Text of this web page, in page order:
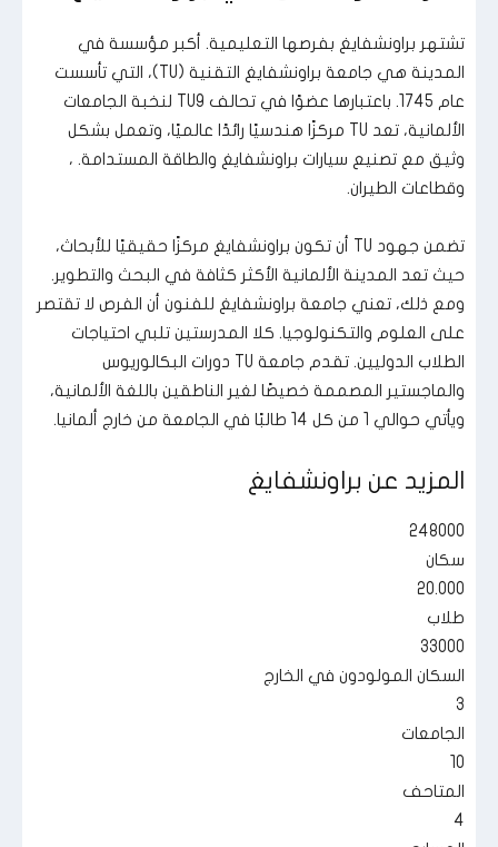
تشتهر براونشفايغ بفرصها التعليمية. أكبر مؤسسة في
المدينة هي جامعة براونشفايغ التقنية (TU)، التي تأسست
عام 1745. باعتبارها عضوًا في تحالف TU9 لنخبة الجامعات
الألمانية، تعد TU مركزًا هندسيًا رائدًا عالميًا، وتعمل بشكل
وثيق مع تصنيع سيارات براونشفايغ والطاقة المستدامة. ،
وقطاعات الطيران.
تضمن جهود TU أن تكون براونشفايغ مركزًا حقيقيًا للأبحاث،
حيث تعد المدينة الألمانية الأكثر كثافة في البحث والتطوير.
ومع ذلك، تعني جامعة براونشفايغ للفنون أن الفرص لا تقتصر
على العلوم والتكنولوجيا. كلا المدرستين تلبي احتياجات
الطلاب الدوليين. تقدم جامعة TU دورات البكالوريوس
والماجستير المصممة خصيصًا لغير الناطقين باللغة الألمانية،
ويأتي حوالي 1 من كل 14 طالبًا في الجامعة من خارج ألمانيا.
المزيد عن براونشفايغ
248000
سكان
20.000
طلاب
33000
السكان المولودون في الخارج
3
الجامعات
10
المتاحف
4